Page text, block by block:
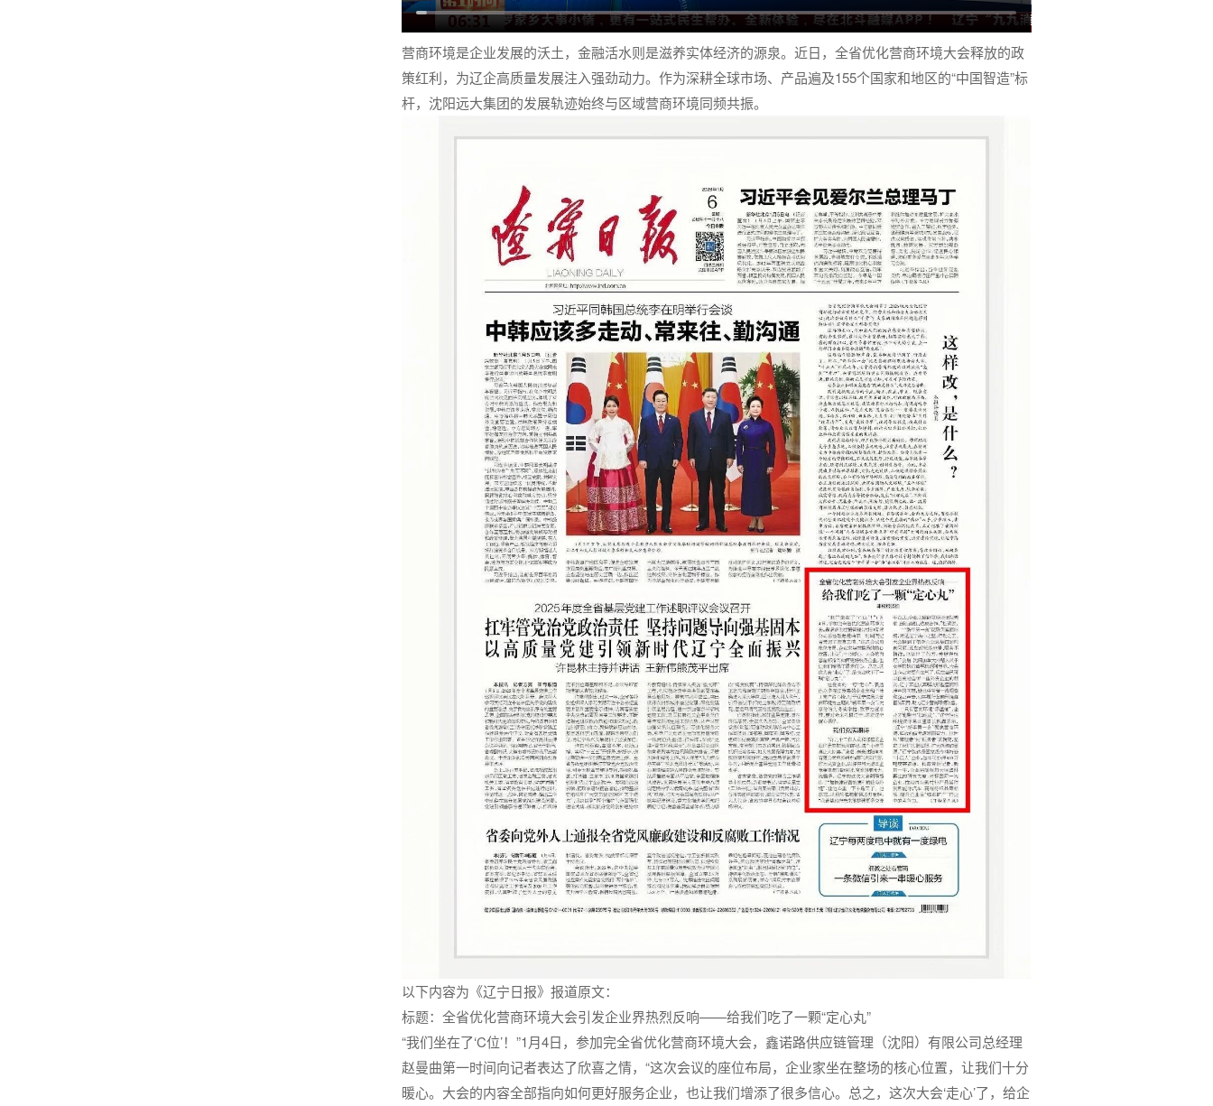
营商环境是企业发展的沃土，金融活水则是滋养实体经济的源泉。近日，全省优化营商环境大会释放的政
策红利，为辽企高质量发展注入强劲动力。作为深耕全球市场、产品遍及155个国家和地区的“中国智造”标
杆，沈阳远大集团的发展轨迹始终与区域营商环境同频共振。
以下内容为《辽宁日报》报道原文：
标题：全省优化营商环境大会引发企业界热烈反响——给我们吃了一颗“定心丸”
“我们坐在了‘C位’！”1月4日，参加完全省优化营商环境大会，鑫诺路供应链管理（沈阳）有限公司总经理
赵曼曲第一时间向记者表达了欣喜之情，“这次会议的座位布局，企业家坐在整场的核心位置，让我们十分
暖心。大会的内容全部指向如何更好服务企业，也让我们增添了很多信心。总之，这次大会‘走心’了，给企